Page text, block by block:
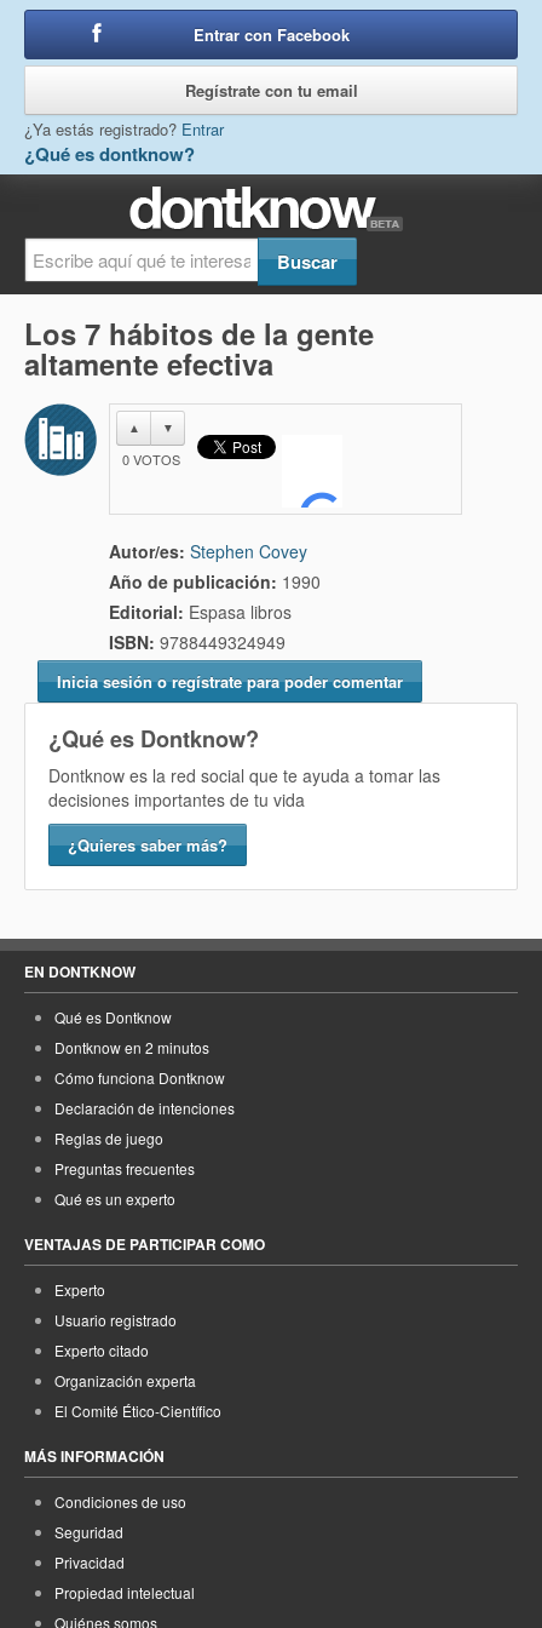
¿Qué es dontknow?
Entrar con Facebook
Regístrate con tu email
¿Ya estás registrado? Entrar
Los 7 hábitos de la gente
altamente efectiva
▲ ▼
0VOTOS
Autor/es: Stephen Covey
Año de publicación: 1990
Editorial: Espasa libros
ISBN: 9788449324949
Inicia sesión o regístrate para poder comentar
¿Qué es Dontknow?
Dontknow es la red social que te ayuda a tomar las
decisiones importantes de tu vida
¿Quieres saber más?
EN DONTKNOW
Qué es Dontknow
Dontknow en 2 minutos
Cómo funciona Dontknow
Declaración de intenciones
Reglas de juego
Preguntas frecuentes
Qué es un experto
VENTAJAS DE PARTICIPAR COMO
Experto
Usuario registrado
Experto citado
Organización experta
El Comité Ético-Científico
MÁS INFORMACIÓN
Condiciones de uso
Seguridad
Privacidad
Propiedad intelectual
Quiénes somos